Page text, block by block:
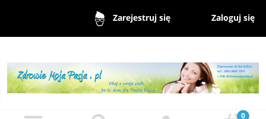
Zarejestruj się Zaloguj się